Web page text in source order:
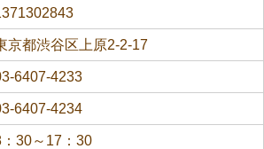
京都渋谷区上原2-2-17
6407-4233
6407-4234
30～17：30